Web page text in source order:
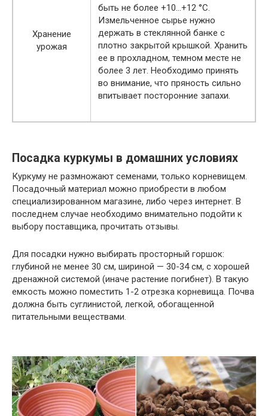
Хранение
урожая
быть не более +10…+12 °C.
Измельченное сырье нужно
держать в стеклянной банке с
плотно закрытой крышкой. Хранить
ее в прохладном, темном месте не
более 3 лет. Необходимо принять
во внимание, что пряность сильно
впитывает посторонние запахи.
Посадка куркумы в домашних условиях
Куркуму не размножают семенами, только корневищем.
Посадочный материал можно приобрести в любом
специализированном магазине, либо через интернет. В
последнем случае необходимо внимательно подойти к
выбору поставщика, прочитать отзывы.
Для посадки нужно выбирать просторный горшок:
глубиной не менее 30 см, шириной — 30-34 см, с хорошей
дренажной системой (иначе растение погибнет). В такую
емкость можно поместить 1-2 отрезка корневища. Почва
должна быть суглинистой, легкой, обогащенной
питательными веществами.